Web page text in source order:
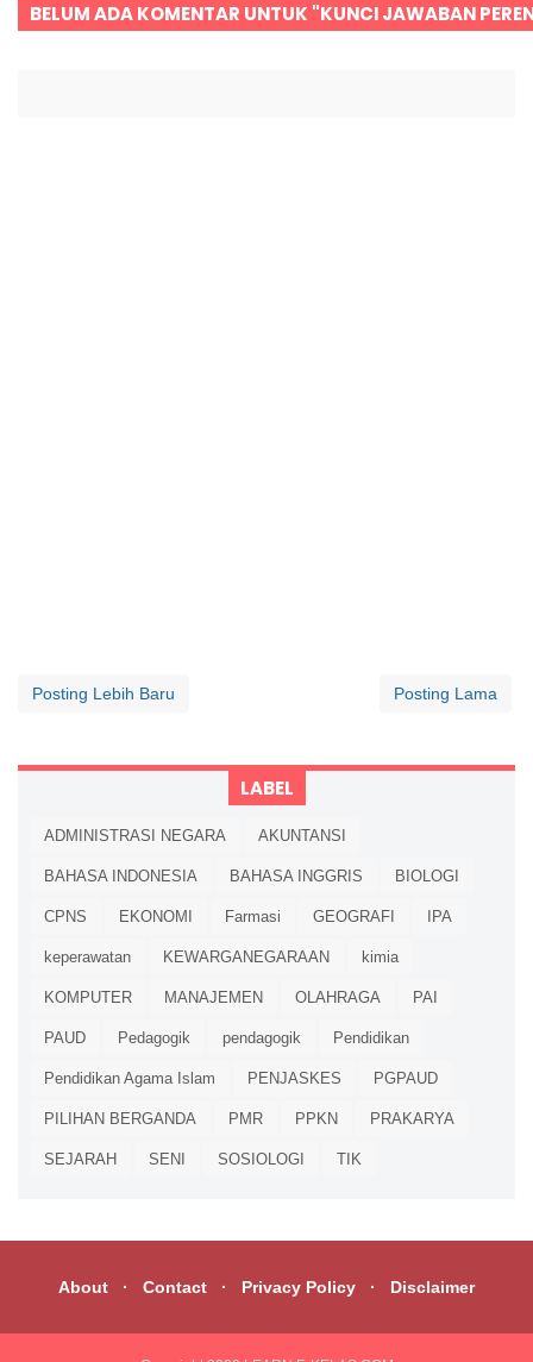
BELUM ADA KOMENTAR UNTUK "KUNCI JAWABAN
Posting Lebih Baru Posting Lama
LABEL
ADMINISTRASI NEGARA AKUNTANSI
BAHASA INDONESIA BAHASA INGGRIS BIOLOGI
CPNS EKONOMI Farmasi GEOGRAFI IPA
keperawatan KEWARGANEGARAAN kimia
KOMPUTER MANAJEMEN OLAHRAGA PAI
PAUD Pedagogik pendagogik Pendidikan
Pendidikan Agama Islam PENJASKES PGPAUD
PILIHAN BERGANDA PMR PPKN PRAKARYA
SEJARAH SENI SOSIOLOGI TIK
About Contact Privacy Policy Disclaimer